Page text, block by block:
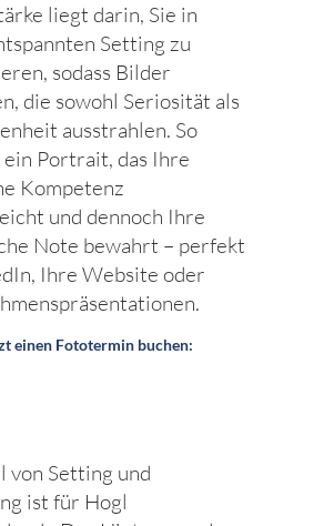
liegt darin, Sie in
Setting zu
sodass Bilder
die sowohl Seriosität als
ausstrahlen. So
Portrait, das Ihre
Kompetenz
und dennoch Ihre
Note bewahrt – perfekt
Ihre Website oder
einen Fototermin buchen:
von Setting und
ist für Hogl